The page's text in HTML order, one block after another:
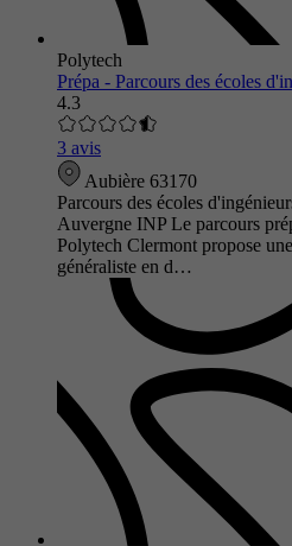
Polytech
Prépa - Parcours des écoles
4.3
3 avis
Aubière 63170
Parcours des écoles
Auvergne INP Le parcours
Polytech Clermont propose
généraliste en d…